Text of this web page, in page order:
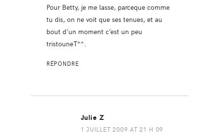
Pour Betty, je me lasse, parceque comme
tu dis, on ne voit que ses tenues, et au
bout d’un moment c’est un peu
tristouneT^^.
RÉPONDRE
Julie Z
1 JUILLET 2009 AT 21 H 09